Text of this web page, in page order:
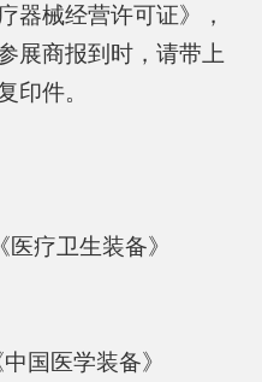
器械经营许可证》，
展商报到时，请带上
印件。
卫生装备》
国医学装备》